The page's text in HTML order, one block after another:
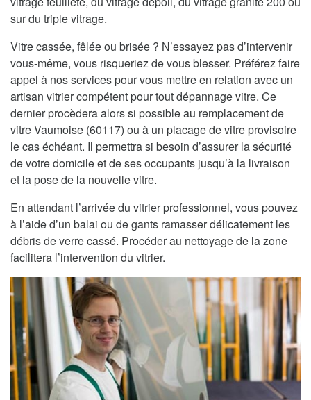
sur du triple vitrage.
Vitre cassée, fêlée ou brisée ? N’essayez pas d’intervenir
vous-même, vous risqueriez de vous blesser. Préférez faire
appel à nos services pour vous mettre en relation avec un
artisan vitrier compétent pour tout dépannage vitre. Ce
dernier procèdera alors si possible au remplacement de
vitre Vaumoise (60117) ou à un placage de vitre provisoire
le cas échéant. Il permettra si besoin d’assurer la sécurité
de votre domicile et de ses occupants jusqu’à la livraison
et la pose de la nouvelle vitre.
En attendant l’arrivée du vitrier professionnel, vous pouvez
à l’aide d’un balai ou de gants ramasser délicatement les
débris de verre cassé. Procéder au nettoyage de la zone
facilitera l’intervention du vitrier.